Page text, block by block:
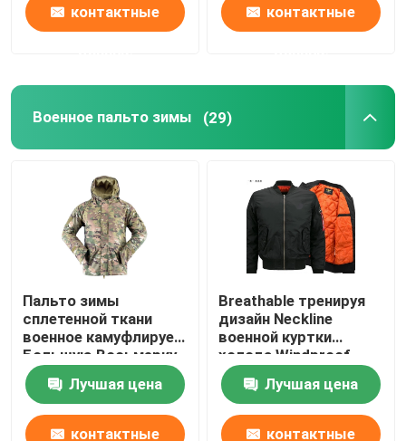
Военное оснащение для кемпинга
На открытом воздухе рыболовные
Водоустойчивые ехать перчатки
Отражательная одежда безопасности
Современные военные модели
Изготовленная на заказ военная форма
контактные контактные
Военное пальто зимы (29)
Пальто зимы
сплетенной ткани
военное камуфлирует
Большую Восьмерку
камуфлирует куртку
WindbreakerЛучшая цена
контактные
Breathable тренируя
дизайн Neckline
военной куртки
холода Windproof
Лучшая цена
контактные